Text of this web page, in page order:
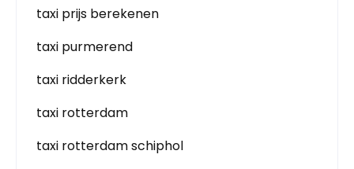
taxi prijs berekenen
taxi purmerend
taxi ridderkerk
taxi rotterdam
taxi rotterdam schiphol